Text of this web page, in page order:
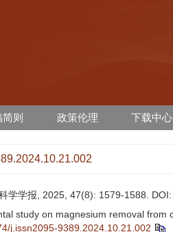
则 政策伦理 下载中心
学学报, 2025, 47(8): 1579-1588. DOI:
study on magnesium removal
j.issn2095-9389.2024.10.21.002